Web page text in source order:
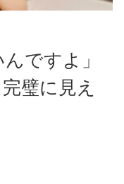
ですよ」
璧に見え